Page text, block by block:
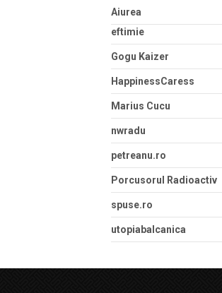
Aiurea
eftimie
Gogu Kaizer
HappinessCaress
Marius Cucu
nwradu
petreanu.ro
Porcusorul Radioactiv
spuse.ro
utopiabalcanica